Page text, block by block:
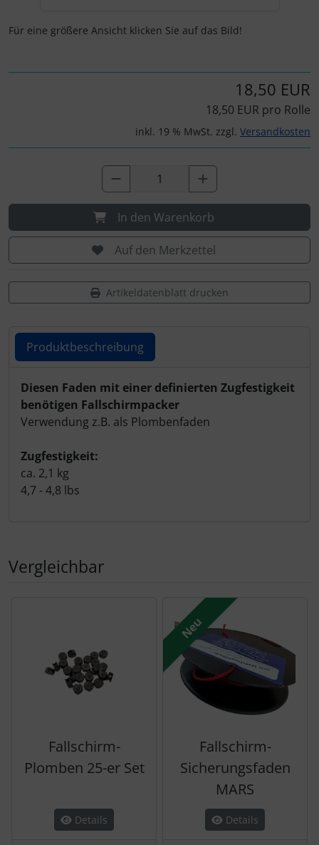
Für eine größere Ansicht klicken Sie auf das Bild!
18,50 EUR
18,50 EUR pro Rolle
inkl. 19 % MwSt. zzgl. Versandkosten
In den Warenkorb
Auf den Merkzettel
Artikeldatenblatt drucken
Produktbeschreibung
Produktbeschreibung
Diesen Faden mit einer definierten Zugfestigkeit
benötigen Fallschirmpacker
Verwendung z.B. als Plombenfaden
Zugfestigkeit:
ca. 2,1 kg
4,7 - 4,8 lbs
Vergleichbar
Es folgt ein Produktslider - navigieren Sie mit der Tab-
Fallschirm-
Plomben 25-er Set
Details
Neu
Fallschirm-
Sicherungsfaden
MARS
Details
Schlüsselanhänger
Schmuck
Thermikhüte